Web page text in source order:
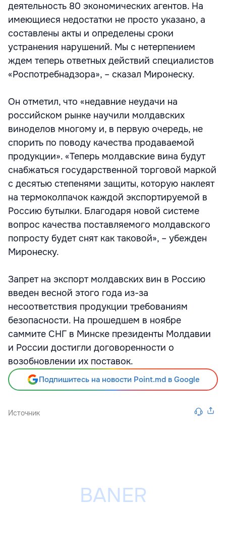
деятельность 80 экономических агентов. На
имеющиеся недостатки не просто указано, а
составлены акты и определены сроки
устранения нарушений. Мы с нетерпением
ждем теперь ответных действий специалистов
«Роспотребнадзора», – сказал Миронеску.
Он отметил, что «недавние неудачи на
российском рынке научили молдавских
виноделов многому и, в первую очередь, не
спорить по поводу качества продаваемой
продукции». «Теперь молдавские вина будут
снабжаться государственной торговой маркой
с десятью степенями защиты, которую наклеят
на термоколпачок каждой экспортируемой в
Россию бутылки. Благодаря новой системе
вопрос качества поставляемого молдавского
попросту будет снят как таковой», – убежден
Миронеску.
Запрет на экспорт молдавских вин в Россию
введен весной этого года из-за
несоответствия продукции требованиям
безопасности. На прошедшем в ноябре
саммите СНГ в Минске президенты Молдавии
и России достигли договоренности о
возобновлении их поставок.
Подпишитесь на новости Point.md в Google
Источник